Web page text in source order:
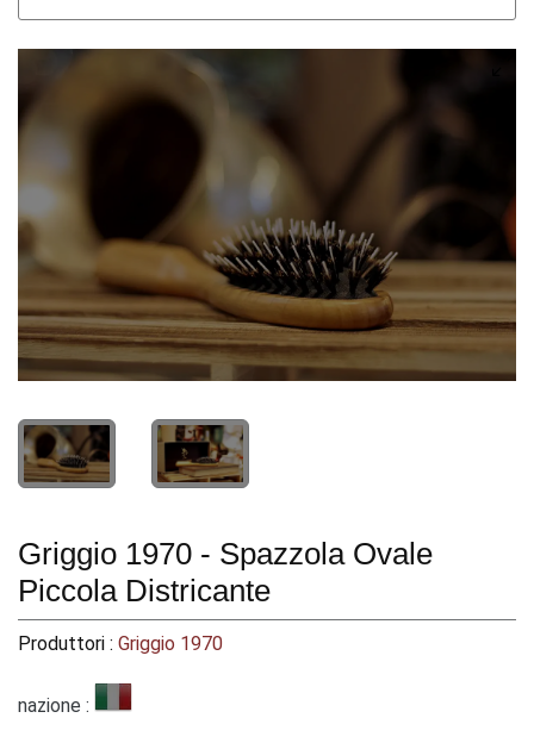
Griggio 1970 - Spazzola Ovale
Piccola Districante
Produttori : Griggio 1970
nazione :